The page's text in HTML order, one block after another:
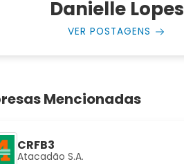
Danielle Lopes
VER POSTAGENS
Mencionadas
CRFB3
Atacadão S.A.